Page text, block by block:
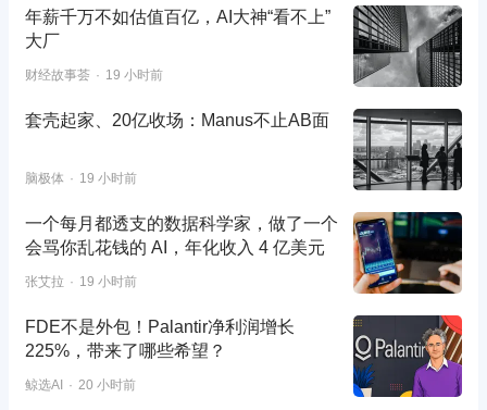
年薪千万不如估值百亿，AI大神“看不上”
大厂
财经故事荟 19 小时前
套壳起家、20亿收场：Manus不止AB面
脑极体 19 小时前
一个每月都透支的数据科学家，做了一个
会骂你乱花钱的 AI，年化收入 4 亿美元
张艾拉 19 小时前
FDE不是外包！Palantir净利润增长
225%，带来了哪些希望？
鲸选AI 20 小时前